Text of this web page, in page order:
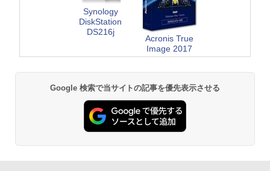
Synology
DiskStation
DS216j
Acronis True
Image 2017
Google 検索で当サイトの記事を優先表示させる